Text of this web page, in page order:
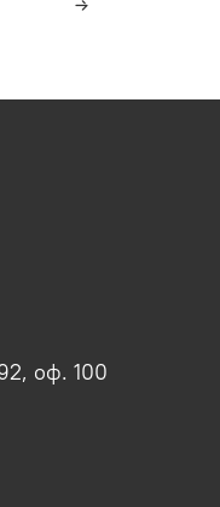
оф. 100